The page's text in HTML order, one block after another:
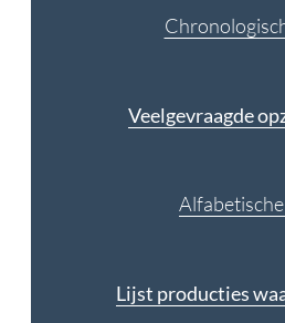
Veelgevraagde
Lijst producties